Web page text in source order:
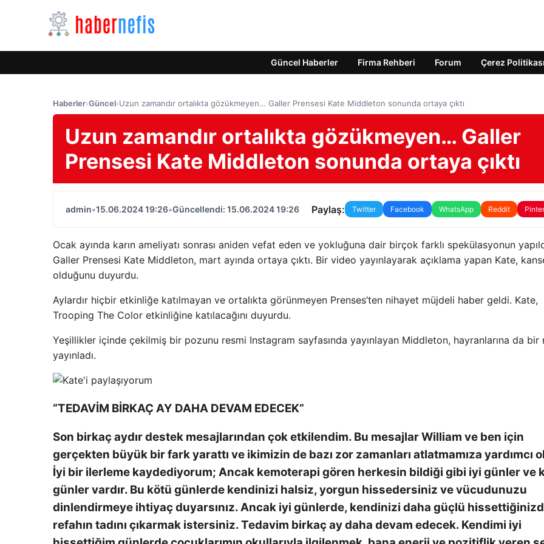
Güncel Haberler Firma Rehberi Forum Çerez Politikası
Haberler›Güncel›Uzun zamandır ortalıkta gözükmeyen… Galler Prensesi Kate Middleton sonunda ortaya çıktı
Uzun zamandır ortalıkta gözükmeyen… Galler
Prensesi Kate Middleton sonunda ortaya çıktı
admin•15.06.2024 19:26•Güncellendi: 15.06.2024 19:26 Paylaş: Twitter Facebook WhatsApp Reddit
Ocak ayında karın ameliyatı sonrası aniden vefat eden ve yokluğuna dair birçok farklı spekülasyonun
Galler Prensesi Kate Middleton, mart ayında ortaya çıktı. Bir video yayınlayarak açıklama yapan Kate,
olduğunu duyurdu.
Aylardır hiçbir etkinliğe katılmayan ve ortalıkta görünmeyen Prenses’ten nihayet müjdeli haber geldi. Kate,
Trooping The Color etkinliğine katılacağını duyurdu.
Yeşillikler içinde çekilmiş bir pozunu resmi Instagram sayfasında yayınlayan Middleton, hayranlarına da bir
yayınladı.
“TEDAVİM BİRKAÇ AY DAHA DEVAM EDECEK”
Son birkaç aydır destek mesajlarından çok etkilendim. Bu mesajlar William ve ben için
gerçekten büyük bir fark yarattı ve ikimizin de bazı zor zamanları atlatmamıza yardımcı
İyi bir ilerleme kaydediyorum; Ancak kemoterapi gören herkesin bildiği gibi iyi günler ve
günler vardır. Bu kötü günlerde kendinizi halsiz, yorgun hissedersiniz ve vücudunuzu
dinlendirmeye ihtiyaç duyarsınız. Ancak iyi günlerde, kendinizi daha güçlü
refahın tadını çıkarmak istersiniz. Tedavim birkaç ay daha devam edecek. Kendimi iyi